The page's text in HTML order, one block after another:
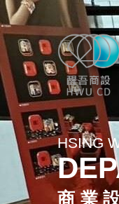
HSING
商業